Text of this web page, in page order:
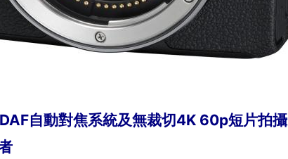
自動對焦系統及無裁切4K 60p短片拍攝